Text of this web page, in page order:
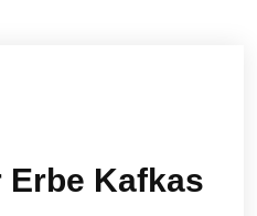
Erbe Kafkas